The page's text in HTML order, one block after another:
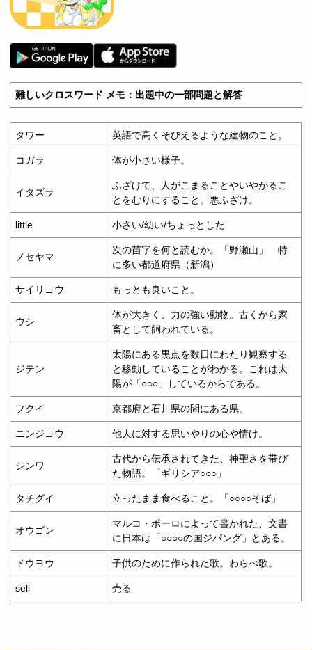
難しいクロスワード メモ：出題中の一部問題と解答
タワー 英語で高くそびえるような建物のこと。
コガラ 体が小さい様子。
イタズラ
ふざけて、人がこまることやいやがるこ
とをむりにすること。悪ふざけ。
little 小さい/幼い/ちょっとした
ノセヤマ
次の苗字を何と読むか。「野瀬山」 特
に多い都道府県（新潟）
サイリヨウ もっとも良いこと。
ウシ
体が大きく、力の強い動物。古くから家
畜として飼われている。
ジテン
太陽にある黒点を数日にわたり観察する
と移動していることがわかる。これは太
陽が「○○○」しているからである。
フクイ 京都府と石川県の間にある県。
ニンジヨウ 他人に対する思いやりの心や情け。
シンワ
古代から伝承されてきた、神聖さを帯び
た物語。「ギリシア○○○」
タチグイ 立ったまま食べること。「○○○○そば」
オウゴン
マルコ・ポーロによって書かれた、文書
に日本は「○○○○の国ジパング」とある。
ドウヨウ 子供のために作られた歌。わらべ歌。
sell 売る